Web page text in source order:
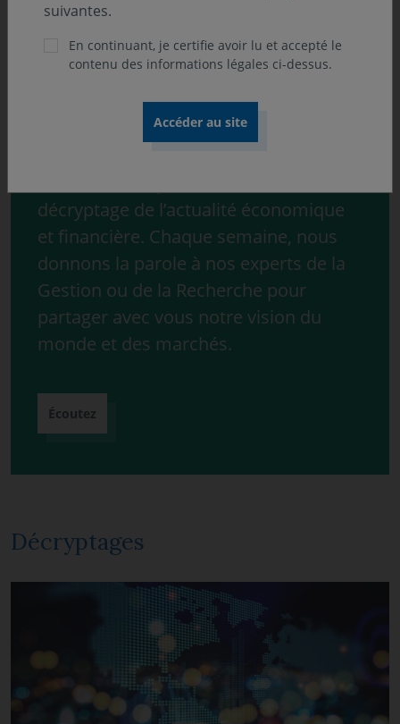
ONdécrypte l'hebdo
décryptage de l’actualité économique
et financière. Chaque semaine, nous
donnons la parole à nos experts de la
Gestion ou de la Recherche pour
partager avec vous notre vision du
monde et des marchés.
Écoutez
Décryptages
suivantes.
En continuant, je certifie avoir lu et accepté le
contenu des informations légales ci-dessus.